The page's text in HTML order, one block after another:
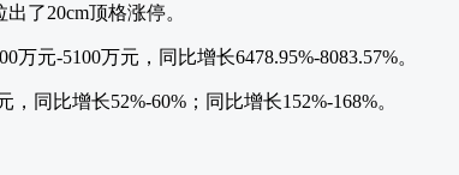
了20cm顶格涨停。
元-5100万元，同比增长6478.95%-8083.57%。
同比增长52%-60%；同比增长152%-168%。